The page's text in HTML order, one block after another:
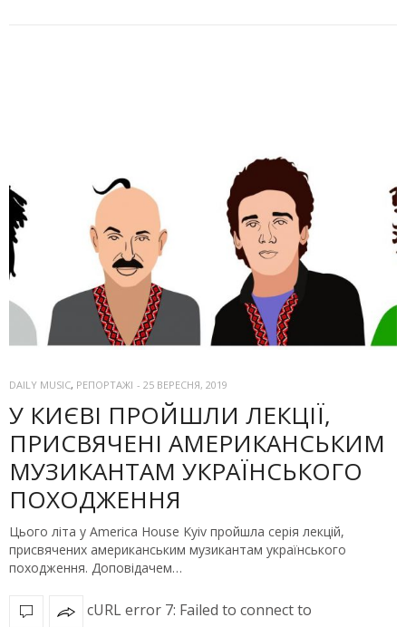
DAILY MUSIC, РЕПОРТАЖІ - 25 ВЕРЕСНЯ, 2019
У КИЄВІ ПРОЙШЛИ ЛЕКЦІЇ,
ПРИСВЯЧЕНІ АМЕРИКАНСЬКИМ
МУЗИКАНТАМ УКРАЇНСЬКОГО
ПОХОДЖЕННЯ
Цього літа у America House Kyiv пройшла серія лекцій,
присвячених американським музикантам українського
походження. Доповідачем…
cURL error 7: Failed to connect to